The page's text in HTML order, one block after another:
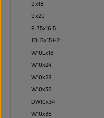
9x18
9x20
9.75x16.5
10LBx15 H2
W10Lx16
W10x24
W10x28
W10x32
DW10x34
W10x36